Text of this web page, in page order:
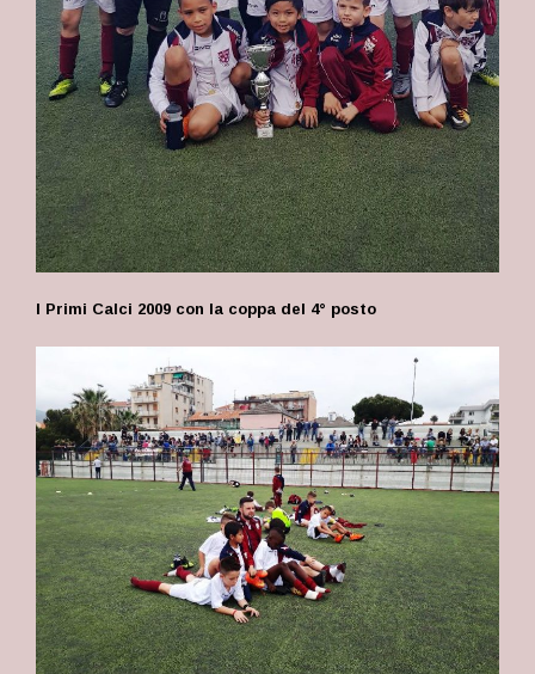
I Primi Calci 2009 con la coppa del 4° posto